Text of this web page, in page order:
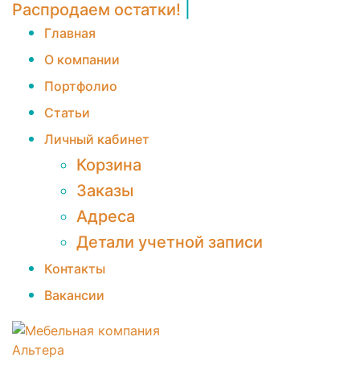
Распродаем остатки!
Главная
О компании
Портфолио
Статьи
Личный кабинет
Корзина
Заказы
Адреса
Детали учетной записи
Контакты
Вакансии